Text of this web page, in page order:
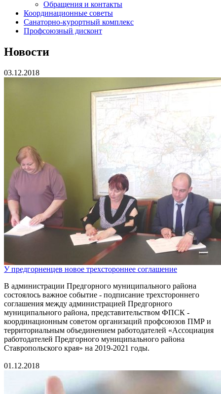
Обращения и контакты
Координационные советы
Санаторно-курортный комплекс
Профсоюзный дисконт
Новости
03.12.2018
У предгорненцев новое трехстороннее соглашение
В администрации Предгорного муниципального района
состоялось важное событие - подписание трехстороннего
соглашения между администрацией Предгорного
муниципального района, представительством ФПСК -
координационным советом организаций профсоюзов ПМР и
территориальным объединением работодателей «Ассоциация
работодателей Предгорного муниципального района
Ставропольского края» на 2019-2021 годы.
01.12.2018